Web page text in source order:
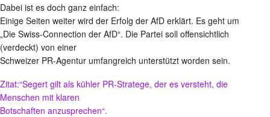
Dabei ist es doch ganz einfach:
Einige Seiten weiter wird der Erfolg der AfD erklärt. Es geht um
„Die Swiss-Connection der AfD“. Die Partei soll offensichtlich
(verdeckt) von einer
Schweizer PR-Agentur umfangreich unterstützt worden sein.
Zitat:“Segert gilt als kühler PR-Stratege, der es versteht, die
Menschen mit klaren
Botschaften anzusprechen“.